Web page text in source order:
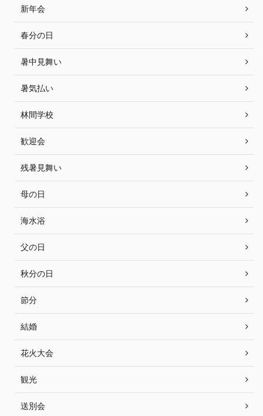
新年会
春分の日
暑中見舞い
暑気払い
林間学校
歓迎会
残暑見舞い
母の日
海水浴
父の日
秋分の日
節分
結婚
花火大会
観光
送別会